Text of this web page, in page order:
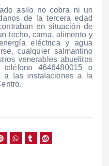
asilo no cobra ni un
de la tercera edad
en situación de
techo, cama, alimento y
eléctrica y agua
cualquier salmantino
venerables abuelitos
4646480015 o
a las instalaciones a la